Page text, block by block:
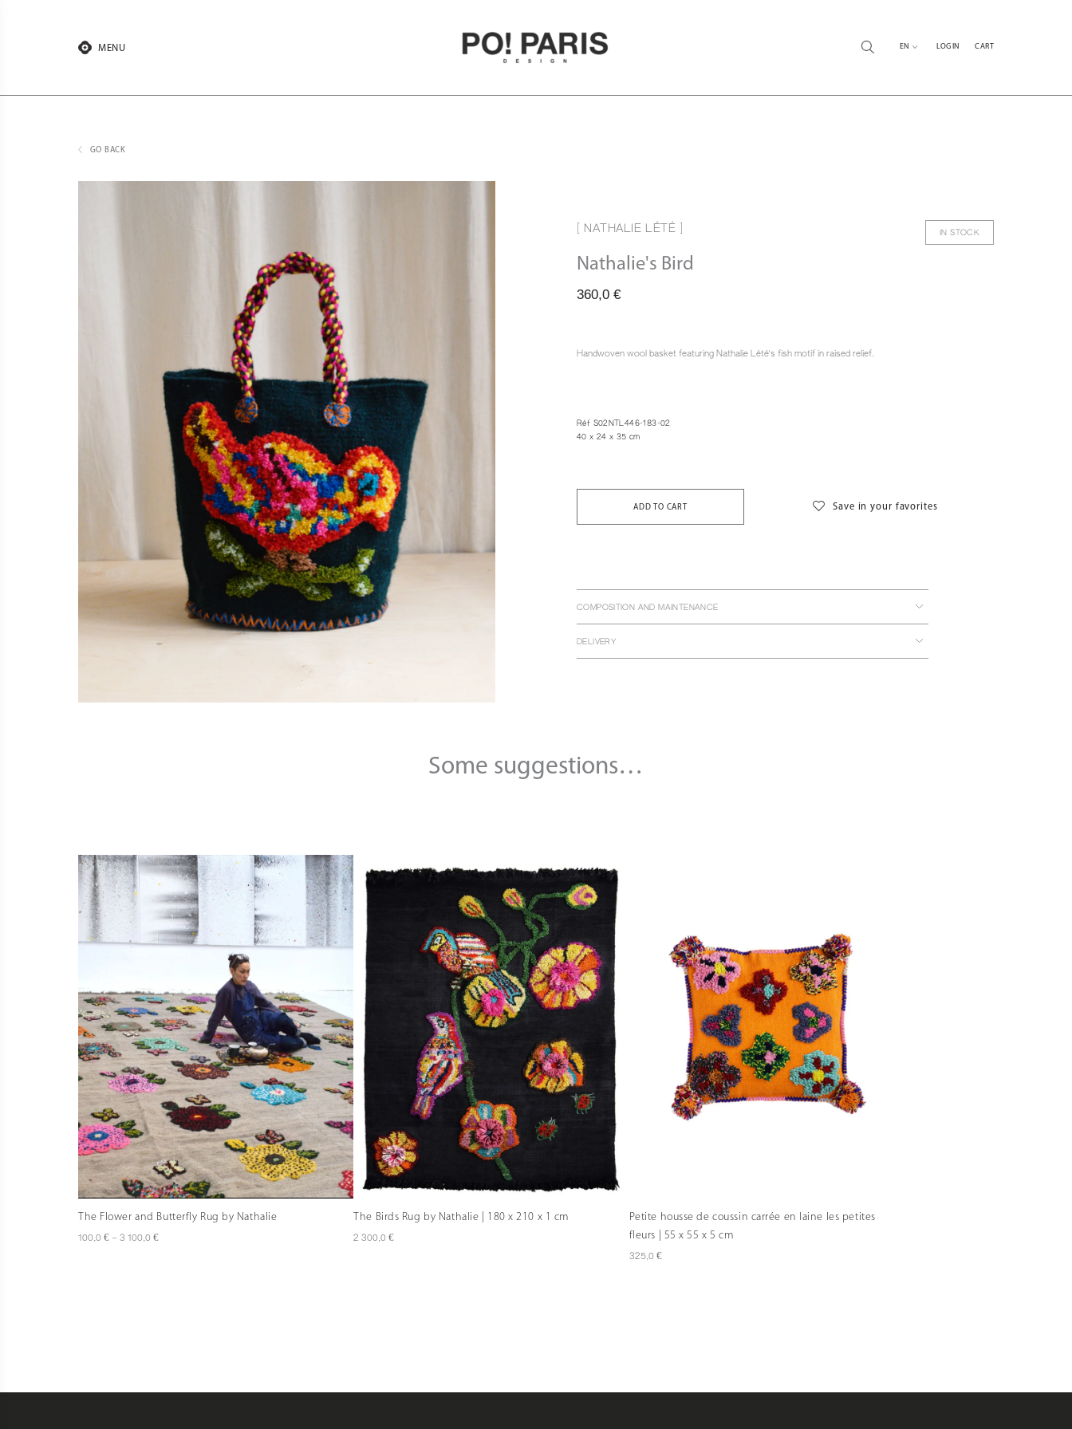
MENU EN LOG IN CART
GO BACK
[ NATHALIE LÉTÉ ]
Nathalie's Bird
360,0 €
Handwoven wool basket featuring Nathalie Lété's fish motif in raised relief.
Réf S02NTL446-183-02
40 x 24 x 35 cm
IN STOCK
Save in your favorites
ADD TO CART
COMPOSITION AND MAINTENANCE
DELIVERY
Some suggestions…
The Flower and Butterfly Rug by Nathalie
100,0 € – 3 100,0 €Plage
The Birds Rug by Nathalie | 180 x 210 x 1 cm
2 300,0€
Petite housse de coussin carrée en laine les petites
fleurs | 55 x 55 x 5 cm
325,0 €